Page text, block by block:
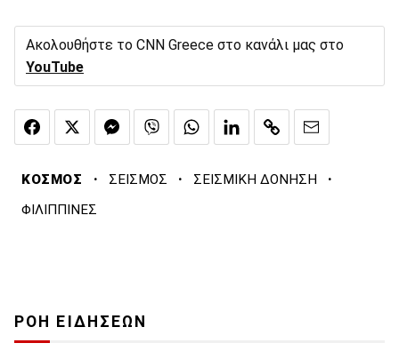
Ακολουθήστε το CNN Greece στο κανάλι μας στο
YouTube
ΚΟΣΜΟΣ · ΣΕΙΣΜΟΣ · ΣΕΙΣΜΙΚΗ ΔΟΝΗΣΗ ·
ΦΙΛΙΠΠΙΝΕΣ
ΡΟΗ ΕΙΔΗΣΕΩΝ